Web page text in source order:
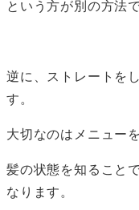
という方が別の方法
逆に、ストレートを
す。
大切なのはメニュー
髪の状態を知ること
なります。